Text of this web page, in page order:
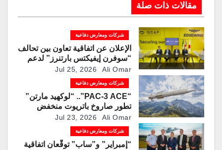
مقالات ذات صلة
شركات ومعارض دفاعية
الإعلان عن اتفاقية تعاون بين تحالف
“سوفرن إيفيكتس بارتنرز” لدعم
برنامج القتال الجوي العالمي
Jul 25, 2026 Ali Omar
شركات ومعارض دفاعية
“PAC-3 ACE”.. “لوكهيد مارتن”
تطور صاروخ باتريوت منخفض
التكلفة لمواجهة المسيرات
Jul 23, 2026 Ali Omar
شركات ومعارض دفاعية
“إمبراير” و”ساب” توقّعان اتفاقية